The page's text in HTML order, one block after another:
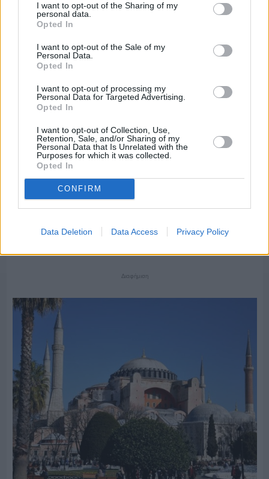
I want to opt-out of the Sharing of my
personal data.
Opted In
I want to opt-out of the Sale of my
Personal Data.
Opted In
I want to opt-out of processing my
Personal Data for Targeted Advertising.
Opted In
I want to opt-out of Collection, Use,
Retention, Sale, and/or Sharing of my
Personal Data that Is Unrelated with the
Purposes for which it was collected.
Opted In
CONFIRM
Data Deletion Data Access Privacy Policy
Πριν 6 ημέρες
Διακοπές ρεύματος: Συνασπισμό των
επιχειρήσεων προτείνει το Επιμελητήριο
Διαφήμιση